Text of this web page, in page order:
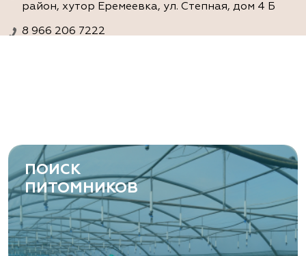
район, хутор Еремеевка, ул. Степная, дом 4 Б
8 966 206 7222
Ростовская область, Ростов-на-Дону,
Левобережная ул, дом № 37
8 966 206 7222
www.art-green.ru
ПОИСК
ПИТОМНИКОВ